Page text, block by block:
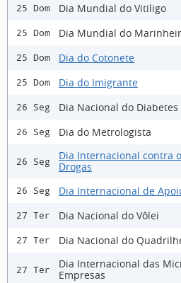
25 Dom Dia Mundial do Vitiligo
25 Dom Dia Mundial do
25 Dom Dia do Cotonete
25 Dom Dia do Imigrante
26 Seg Dia Nacional do Diabetes
26 Seg Dia do Metrologista
26 Seg
Dia Internacional contra
Drogas
26 Seg Dia Internacional de
27 Ter Dia Nacional do Vôlei
27 Ter Dia Nacional do
27 Ter
Dia Internacional das
Empresas